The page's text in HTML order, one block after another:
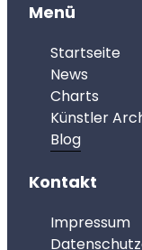
Menü
Startseite
News
Charts
Künstler
Blog
Kontakt
Impressum